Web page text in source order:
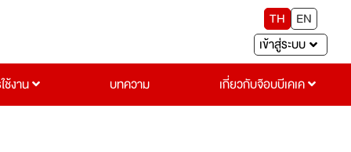
TH
EN
เข้าสู่ระบบ
ช้งาน
บทความ เกี่ยวกับจ๊อบบีเคเค